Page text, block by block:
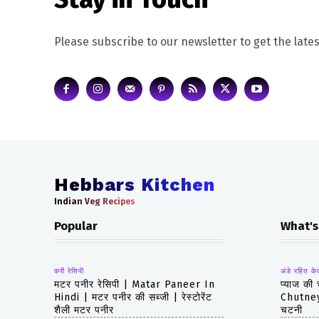
Please subscribe to our newsletter to get the
Hebbars Kitchen
Indian Veg Recipes
Popular
करी रेसिपी
मटर पनीर रेसिपी | Matar Paneer In
Hindi | मटर पनीर की सब्जी | रेस्टोरेंट
शैली मटर पनीर
अंडे रहित
प्याज की
चटनी